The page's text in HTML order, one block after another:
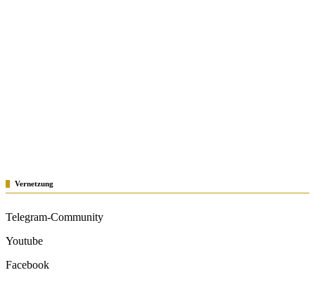
Vernetzung
Telegram-Community
Youtube
Facebook